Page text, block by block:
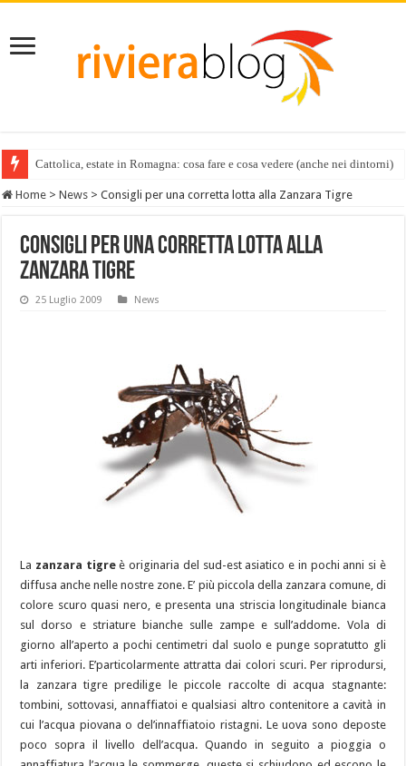
Cattolica, estate in Romagna: cosa fare e cosa vedere (anche nei dintorni)
Home > News > Consigli per una corretta lotta alla Zanzara Tigre
Consigli per una corretta lotta alla
Zanzara Tigre
25 Luglio 2009 News
La zanzara tigreè originaria del sud-est asiatico e in pochi anni si è
diffusa anche nelle nostre zone. E’ più piccola della zanzara comune, di
colore scuro quasi nero, e presenta una striscia longitudinale bianca
sul dorso e striature bianche sulle zampe e sull’addome. Vola di
giorno all’aperto a pochi centimetri dal suolo e punge sopratutto gli
arti inferiori. E’particolarmente attratta dai colori scuri. Per riprodursi,
la zanzara tigre predilige le piccole raccolte di acqua stagnante:
tombini, sottovasi, annaffiatoi e qualsiasi altro contenitore a cavità in
cui l’acqua piovana o del’innaffiatoio ristagni. Le uova sono deposte
poco sopra il livello dell’acqua. Quando in seguito a pioggia o